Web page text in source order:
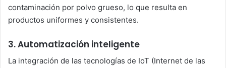
contaminación por polvo grueso, lo que resulta en
productos uniformes y consistentes.
3. Automatización inteligente
La integración de las tecnologías de IoT (Internet de las